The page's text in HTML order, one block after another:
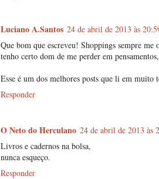
Luciano A.Santos 24 de abril de 2013 às
Que bom que escreveu! Shoppings sempre
tenho certo dom de me perder em
Esse é um dos melhores posts que li em muito
Responder
O Neto do Herculano 24 de abril de 2013 às
Livros e cadernos na bolsa,
nunca esqueço.
Responder